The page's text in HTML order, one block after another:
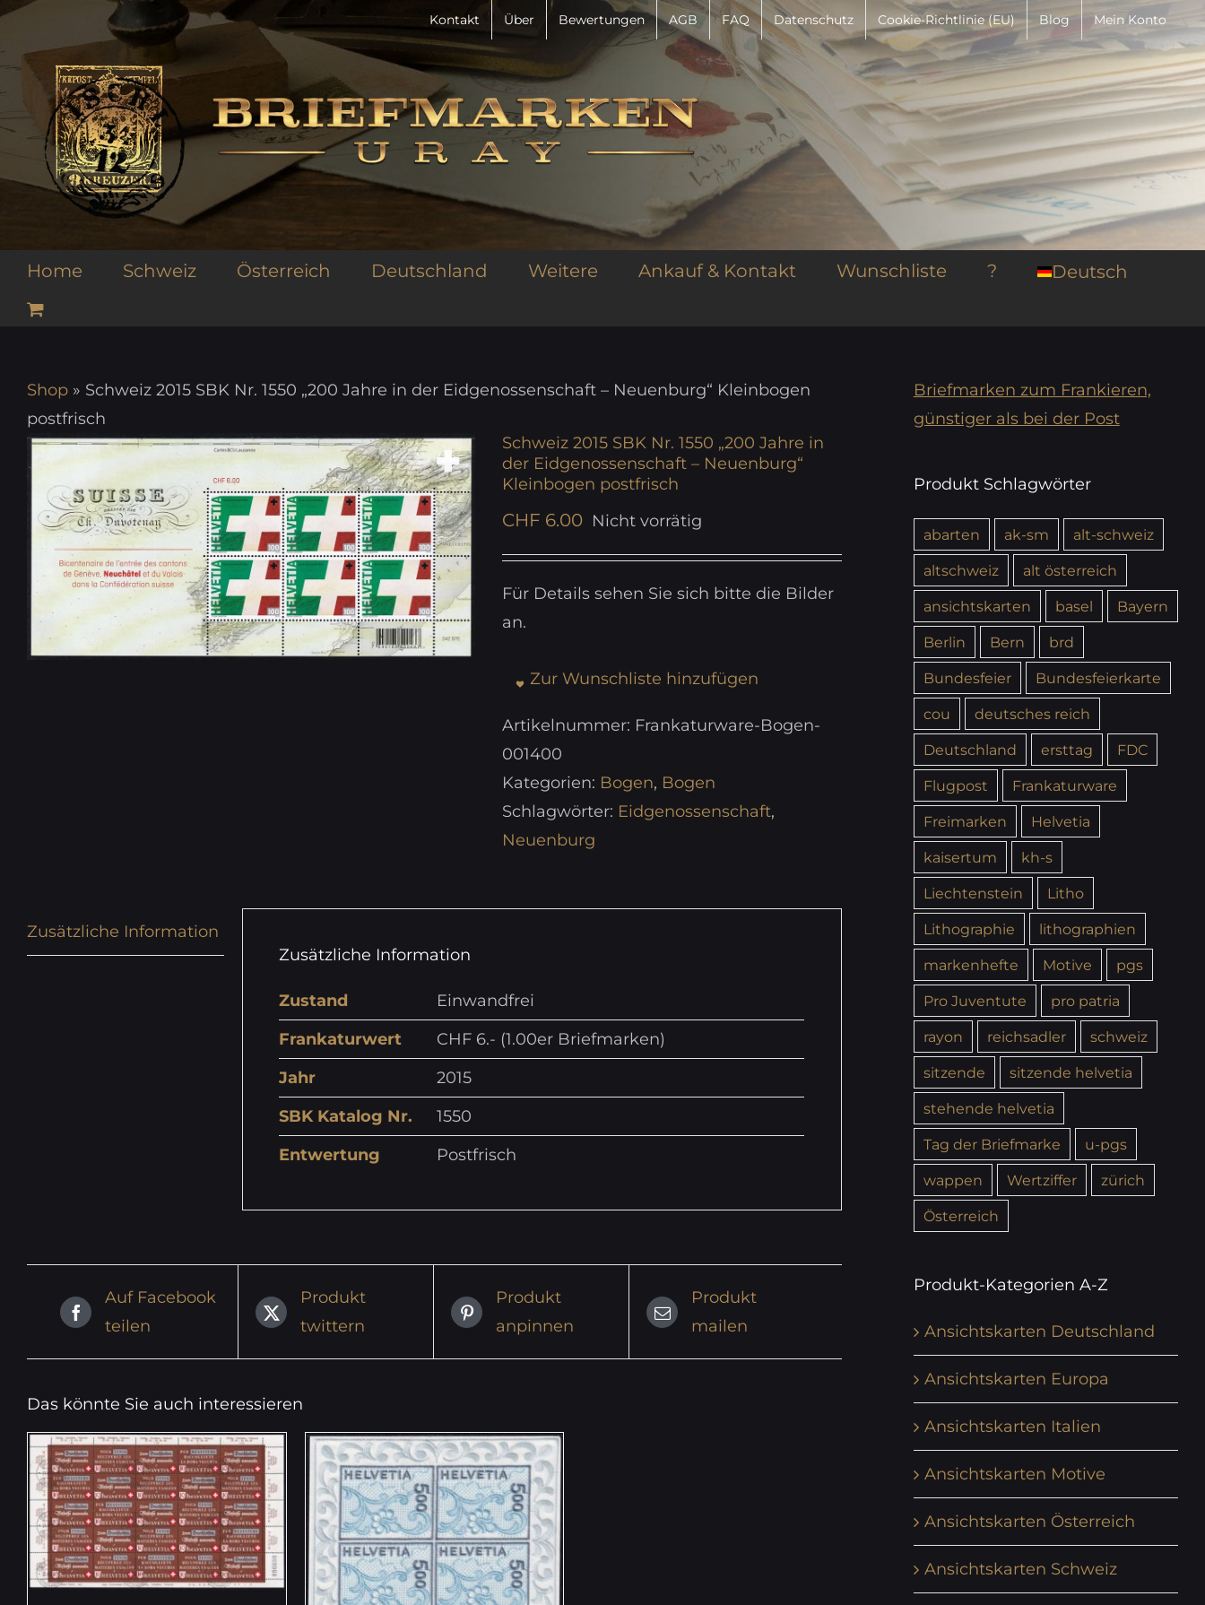
Zum
springen
Kontakt Über Bewertungen AGB FAQ Datenschutz Cookie-Richtlinie (EU) Blog Mein Konto
Home Schweiz Österreich Deutschland Weitere Ankauf & Kontakt Wunschliste ? Deutsch
Shop » Schweiz 2015 SBK Nr. 1550 „200 Jahre in der Eidgenossenschaft – Neuenburg“ Kleinbogen
postfrisch
Schweiz 2015 SBK Nr. 1550 „200 Jahre in
der Eidgenossenschaft – Neuenburg“
Kleinbogen postfrisch
CHF 6.00 Nicht vorrätig
Für Details sehen Sie sich bitte die Bilder
an.
Zur Wunschliste hinzufügen
Artikelnummer: Frankaturware-Bogen-
001400
Kategorien: Bogen, Bogen
Schlagwörter: Eidgenossenschaft,
Neuenburg
Zusätzliche Information
Zusätzliche Information
Zustand
Einwandfrei
Frankaturwert
CHF 6.- (1.00er Briefmarken)
Jahr
2015
SBK Katalog Nr.
1550
Entwertung
Postfrisch
Auf Facebook
teilen
Produkt
twittern
Produkt
anpinnen
Produkt
mailen
Das könnte Sie auch interessieren
Briefmarken zum Frankieren,
günstiger als bei der Post
Produkt Schlagwörter
abarten ak-sm
alt-schweiz
altschweiz
alt österreich
ansichtskarten
basel
Bayern
Berlin
Bern
brd
Bundesfeier
Bundesfeierkarte
cou
deutsches reich
Deutschland
ersttag
FDC
Flugpost
Frankaturware
Freimarken
Helvetia
kaisertum
kh-s
Liechtenstein
Litho
Lithographie
lithographien
markenhefte
Motive
pgs
Pro Juventute
pro patria
rayon
reichsadler
schweiz
sitzende
sitzende helvetia
stehende helvetia
Tag der Briefmarke
u-pgs
wappen
Wertziffer
zürich
Österreich
Produkt-Kategorien A-Z
Ansichtskarten Deutschland
Ansichtskarten Europa
Ansichtskarten Italien
Ansichtskarten Motive
Ansichtskarten Österreich
Ansichtskarten Schweiz